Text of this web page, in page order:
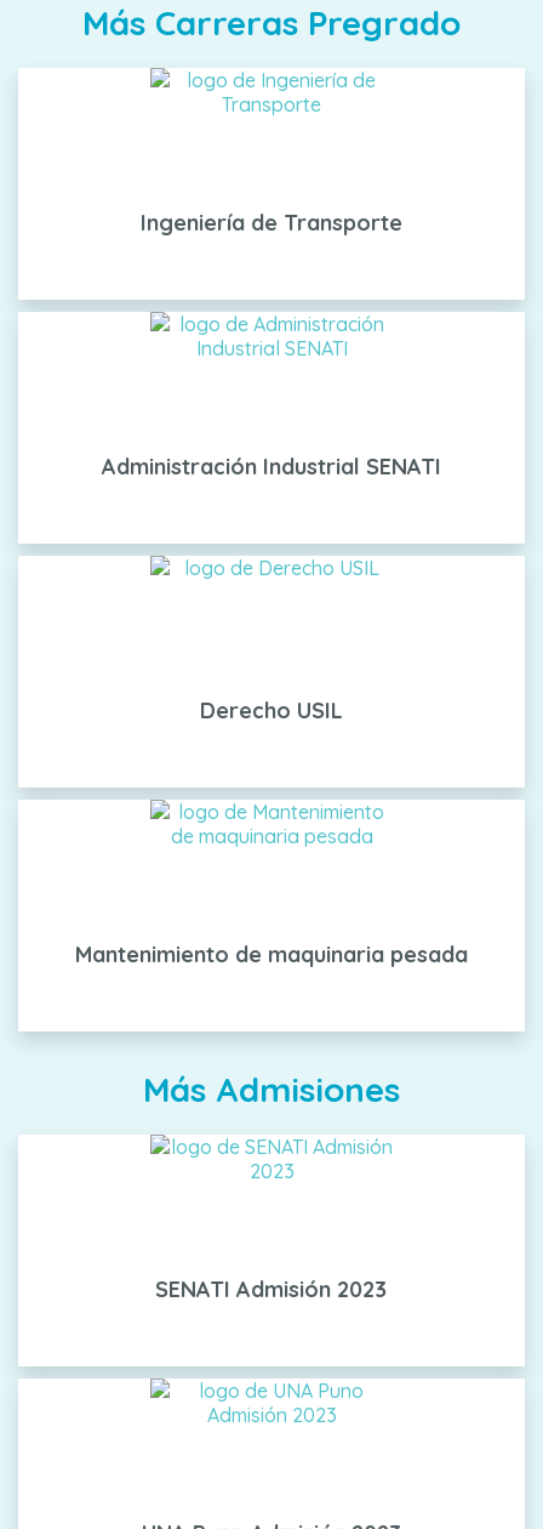
Más Carreras Pregrado
Ingeniería de Transporte
Administración Industrial SENATI
Derecho USIL
Mantenimiento de maquinaria pesada
Más Admisiones
SENATI Admisión 2023